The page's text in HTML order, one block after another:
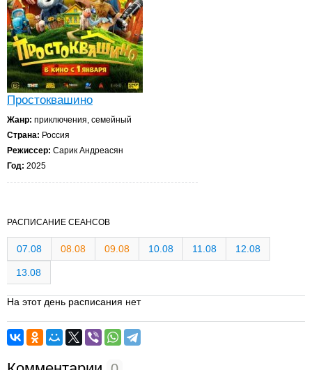
Простоквашино
Жанр: приключения, семейный
Страна: Россия
Режиссер: Сарик Андреасян
Год: 2025
РАСПИСАНИЕ СЕАНСОВ
07.08 08.08 09.08 10.08 11.08 12.08
13.08
На этот день расписания нет